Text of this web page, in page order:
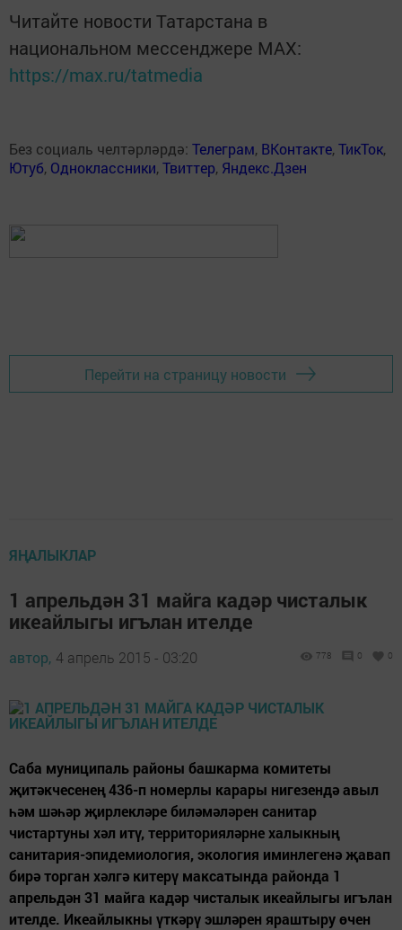
Читайте новости Татарстана в
национальном мессенджере MАХ:
https://max.ru/tatmedia
Без социаль челтәрләрдә: Телеграм, ВКонтакте,ТикТок,
Ютуб, Одноклассники,Твиттер, Яндекс.Дзен
Перейти на страницу новости
ЯҢАЛЫКЛАР
1 апрельдән 31 майга кадәр чисталык
икеайлыгы игълан ителде
автор, 4 апрель 2015 - 03:20 778 0 0
Саба муниципаль районы башкарма комитеты
җитәкчесенең 436-п номерлы карары нигезендә авыл
һәм шәһәр җирлекләре биләмәләрен санитар
чистартуны хәл итү, территорияләрне халыкның
санитария-эпидемиология, экология иминлегенә җавап
бирә торган хәлгә китерү максатында районда 1
апрельдән 31 майга кадәр чисталык икеайлыгы игълан
ителде. Икеайлыкны үткәрү эшләрен яраштыру өчен